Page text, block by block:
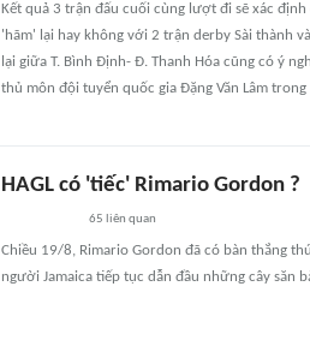
Kết quả 3 trận đấu cuối cùng lượt đi sẽ xác
'hãm' lại hay không với 2 trận derby Sài thành
lại giữa T. Bình Định- Đ. Thanh Hóa cũng có ý
thủ môn đội tuyển quốc gia Đặng Văn Lâm trong
HAGL có 'tiếc' Rimario Gordon ?
65 liên quan
Chiều 19/8, Rimario Gordon đã có bàn thắng
người Jamaica tiếp tục dẫn đầu những cây săn